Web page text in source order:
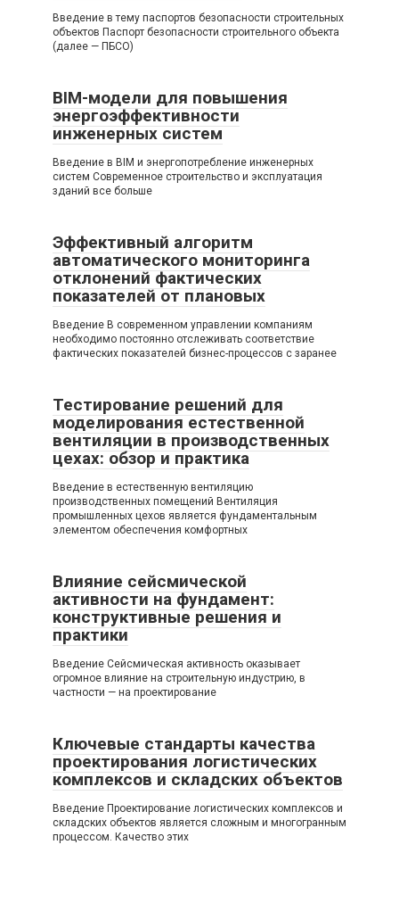
Введение в тему паспортов безопасности строительных
объектов Паспорт безопасности строительного объекта
(далее — ПБСО)
BIM-модели для повышения
энергоэффективности
инженерных систем
Введение в BIM и энергопотребление инженерных
систем Современное строительство и эксплуатация
зданий все больше
Эффективный алгоритм
автоматического мониторинга
отклонений фактических
показателей от плановых
Введение В современном управлении компаниям
необходимо постоянно отслеживать соответствие
фактических показателей бизнес-процессов с заранее
Тестирование решений для
моделирования естественной
вентиляции в производственных
цехах: обзор и практика
Введение в естественную вентиляцию
производственных помещений Вентиляция
промышленных цехов является фундаментальным
элементом обеспечения комфортных
Влияние сейсмической
активности на фундамент:
конструктивные решения и
практики
Введение Сейсмическая активность оказывает
огромное влияние на строительную индустрию, в
частности — на проектирование
Ключевые стандарты качества
проектирования логистических
комплексов и складских объектов
Введение Проектирование логистических комплексов и
складских объектов является сложным и многогранным
процессом. Качество этих